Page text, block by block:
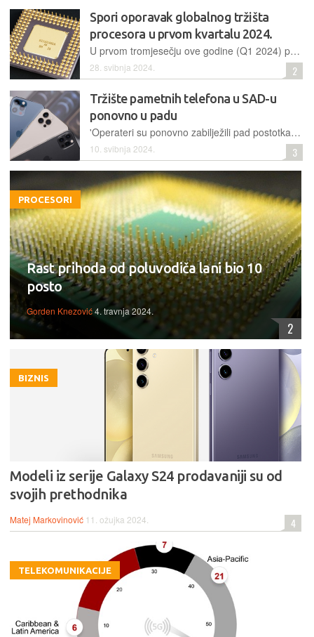
Spori oporavak globalnog tržišta
procesora u prvom kvartalu 2024.
U prvom tromjesečju ove godine (Q1 2024) prihod globalne ljevaoničke industrije pao je oko 5% na tromjesečnoj razini (u odnosu na Q4 2023), te porastao 12% na godišnjoj razini (u odnosu na Q1 2023)
28. svibnja 2024. 2
Tržište pametnih telefona u SAD-u
ponovno u padu
'Operateri su ponovno zabilježili pad postotka nadogradnje i prihoda od opreme u prvom kvartalu 2024. godine', kaže voditelj istraživanja za Sjevernu Ameriku u Counterpointu
10. svibnja 2024. 3
PROCESORI
Rast prihoda od poluvodiča lani bio 10
posto
Gorden Knezović4. travnja 2024.
2
BIZNIS
Modeli iz serije Galaxy S24 prodavaniji su od
svojih prethodnika
Matej Markovinović 11. ožujka 2024. 4
TELEKOMUNIKACIJE